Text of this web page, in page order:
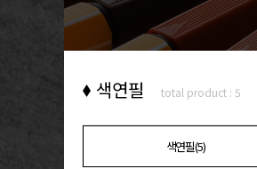
색연필 total product : 5
색연필(5)